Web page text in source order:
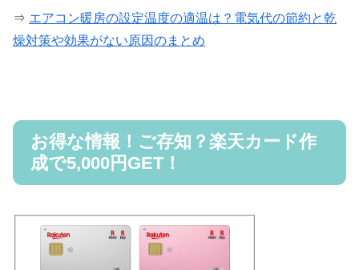
⇒ エアコン暖房の設定温度の適温は？電気代の節約と乾
燥対策や効果がない原因のまとめ
お得な情報！ご存知？楽天カード作
成で5,000円GET！